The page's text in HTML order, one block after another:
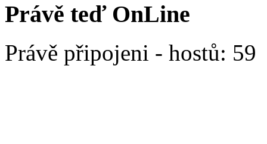
Právě teď OnLine
Právě připojeni - hostů: 59